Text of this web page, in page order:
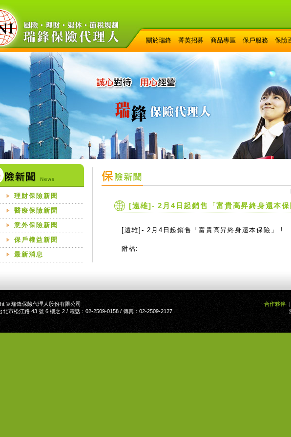
關於瑞鋒 菁英招募 商品專區 保戶服務 保險
理財保險新聞
醫療保險新聞
意外保險新聞
保戶權益新聞
最新消息
[遠雄]- 2月4日起銷售「富貴高昇終身還本
[遠雄]- 2月4日起銷售「富貴高昇終身還本保險」 !
附檔:
© 瑞鋒保險代理人股份有限公司
北市松江路 43 號 6 樓之 2 / 電話：02-2509-0158 / 傳真：02-2509-2127
｜ 合作夥伴 ｜